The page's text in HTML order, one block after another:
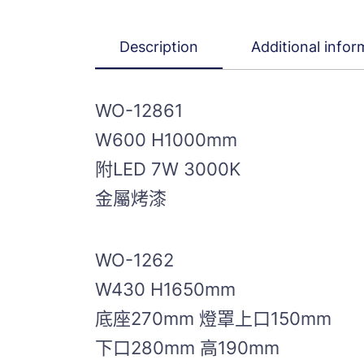
Description Additional
WO-12861
W600 H1000mm
附LED 7W 3000K
金屬烤漆
WO-1262
W430 H1650mm
底座270mm 燈罩上口150mm
下口280mm 高190mm